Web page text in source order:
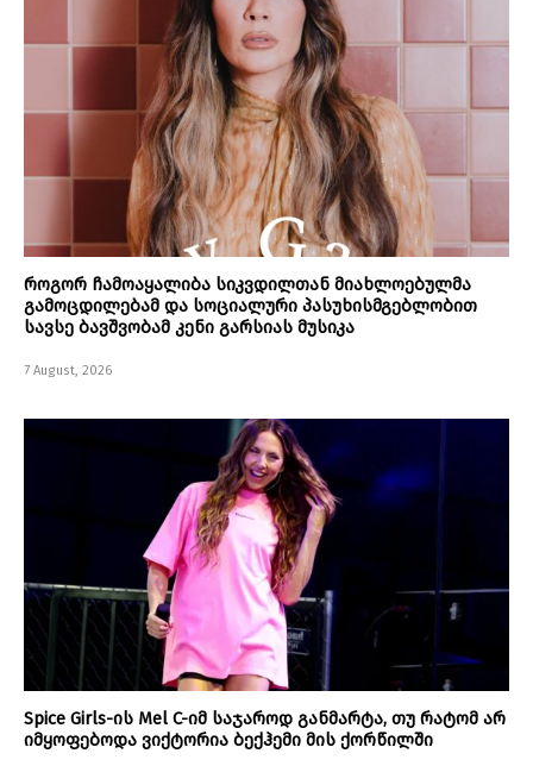
როგორ ჩამოაყალიბა სიკვდილთან მიახლოებულმა
გამოცდილებამ და სოციალური პასუხისმგებლობით
სავსე ბავშვობამ კენი გარსიას მუსიკა
7 August, 2026
Spice Girls-ის Mel C-იმ საჯაროდ განმარტა, თუ რატომ არ
იმყოფებოდა ვიქტორია ბექჰემი მის ქორწილში